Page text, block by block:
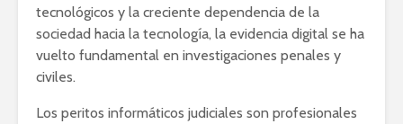
tecnológicos y la creciente dependencia de la
sociedad hacia la tecnología, la evidencia digital se ha
vuelto fundamental en investigaciones penales y
civiles.
Los peritos informáticos judiciales son profesionales